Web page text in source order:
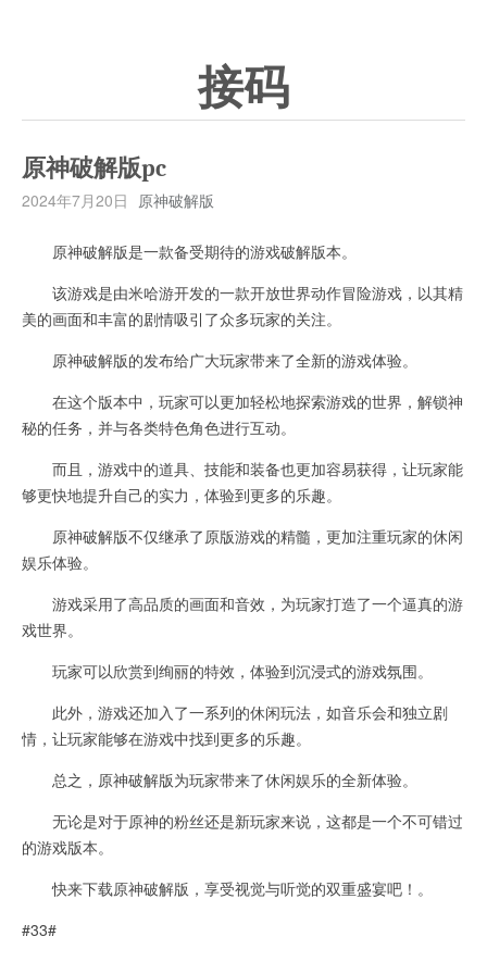
接码
原神破解版pc
2024年7月20日 原神破解版
原神破解版是一款备受期待的游戏破解版本。
该游戏是由米哈游开发的一款开放世界动作冒险游戏，以其精
美的画面和丰富的剧情吸引了众多玩家的关注。
原神破解版的发布给广大玩家带来了全新的游戏体验。
在这个版本中，玩家可以更加轻松地探索游戏的世界，解锁神
秘的任务，并与各类特色角色进行互动。
而且，游戏中的道具、技能和装备也更加容易获得，让玩家能
够更快地提升自己的实力，体验到更多的乐趣。
原神破解版不仅继承了原版游戏的精髓，更加注重玩家的休闲
娱乐体验。
游戏采用了高品质的画面和音效，为玩家打造了一个逼真的游
戏世界。
玩家可以欣赏到绚丽的特效，体验到沉浸式的游戏氛围。
此外，游戏还加入了一系列的休闲玩法，如音乐会和独立剧
情，让玩家能够在游戏中找到更多的乐趣。
总之，原神破解版为玩家带来了休闲娱乐的全新体验。
无论是对于原神的粉丝还是新玩家来说，这都是一个不可错过
的游戏版本。
快来下载原神破解版，享受视觉与听觉的双重盛宴吧！。
#33#